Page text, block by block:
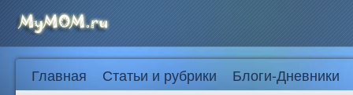
Главная Статьи и рубрики
Блоги-Дневники